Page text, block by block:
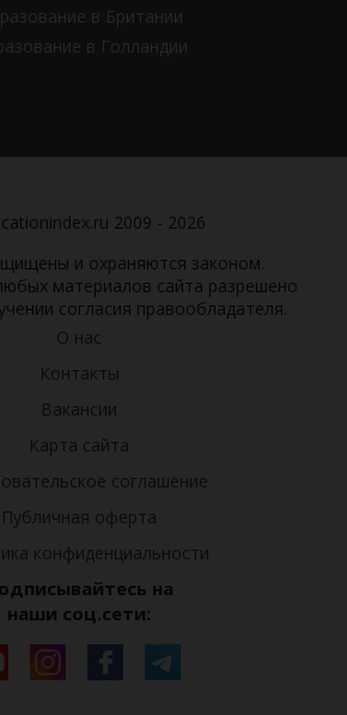
в Британии
в Голландии
2009 - 2026
и охраняются законом.
материалов сайта разрешено
согласия правообладателя.
О нас
Контакты
Вакансии
Карта сайта
соглашение
Публичная оферта
конфиденциальности
на
наши соц.сети: